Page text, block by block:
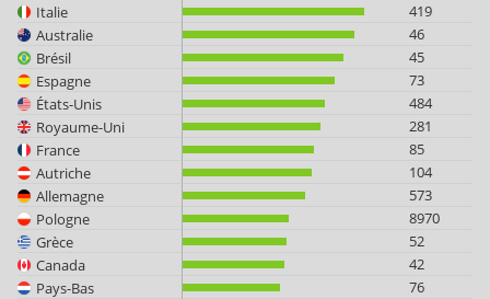
Italie
419
Australie
46
Brésil
45
Espagne
73
États-Unis
484
Royaume-Uni
281
France
85
Autriche
104
Allemagne
573
Pologne
8970
Grèce
52
Canada
42
Pays-Bas
76